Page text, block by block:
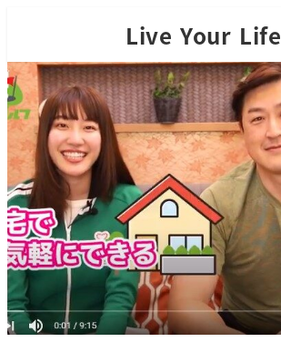
Live Your Life